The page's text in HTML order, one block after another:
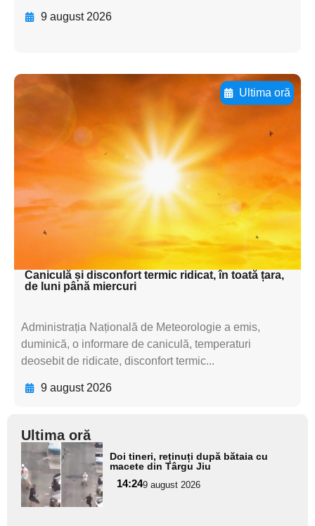
9 august 2026
Ultima oră
Adaugă aici textul pentru
subtitluAdaugă aici
textul pentru
subtitluAdaugă aici
textul pentru
subtitluAdaugă aici
textul pentru subti
Caniculă și disconfort termic ridicat, în toată țara,
de luni până miercuri
Administrația Națională de Meteorologie a emis,
duminică, o informare de caniculă, temperaturi
deosebit de ridicate, disconfort termic...
9 august 2026
Ultima oră
Adaugă
aici textul
pentru
subtitlu
Doi tineri, reținuți după bătaia cu
macete din Târgu Jiu
14:249 august 2026